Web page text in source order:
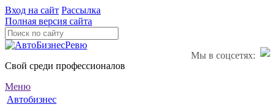
Вход на сайт Рассылка
Полная версия сайта
Мы в соцсетях:
Свой среди профессионалов
Меню
Автобизнес